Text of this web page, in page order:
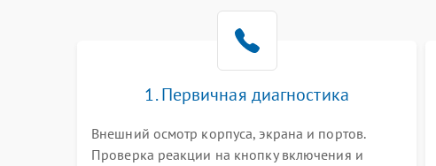
1. Первичная диагностика
Внешний осмотр корпуса, экрана и портов.
Проверка реакции на кнопку включения и